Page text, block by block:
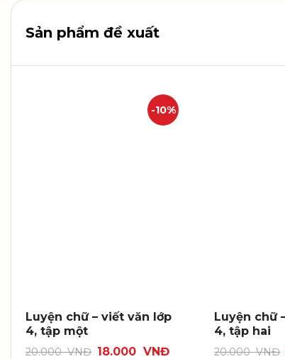
Sản phẩm đề xuất
-10%
Luyện chữ – viết văn lớp
4, tập một
20.000VNĐ 18.000 VNĐ
Luyện chữ
4, tập hai
20.000VNĐ